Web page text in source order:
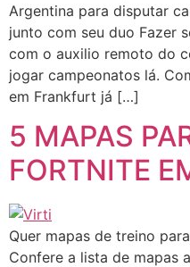
Argentina para disputar
junto com seu duo Fazer
com o auxilio remoto do
jogar campeonatos lá.
em Frankfurt já […]
5 MAPAS
FORTNITE
Quer mapas de treino
Confere a lista de mapas